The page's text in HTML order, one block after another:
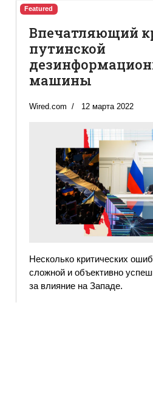
Featured
Впечатляющий
путинской
машины
Wired.com 12 марта 2022
Несколько критических
сложной и объективно
за влияние на Западе.